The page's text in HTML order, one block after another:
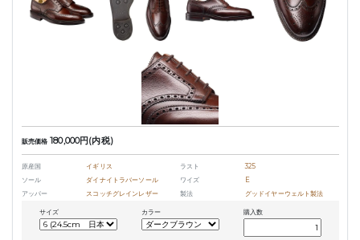
販売価格 180,000円(内税)
原産国 イギリス ラスト
325
ソール
ダイナイトラバーソール ワイズ
E
アッパー
スコッチグレインレザー 製法 グッドイヤーウェルト製法
サイズ カラー 購入数